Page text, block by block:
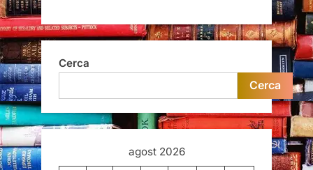
Cerca
Cerca
agost 2026